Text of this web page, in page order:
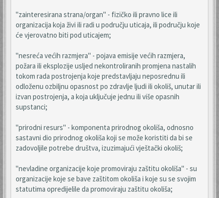
"zainteresirana strana/organ" - fizičko ili pravno lice ili
organizacija koja živi ili radi u području uticaja, ili području koje
će vjerovatno biti pod uticajem;
"nesreća većih razmjera" - pojava emisije većih razmjera,
požara ili eksplozije usljed nekontroliranih promjena nastalih
tokom rada postrojenja koje predstavljaju neposrednu ili
odloženu ozbiljnu opasnost po zdravlje ljudi ili okoliš, unutar ili
izvan postrojenja, a koja uključuje jednu ili više opasnih
supstanci;
"prirodni resurs" - komponenta prirodnog okoliša, odnosno
sastavni dio prirodnog okoliša koji se može koristiti da bi se
zadovoljile potrebe društva, izuzimajući vještački okoliš;
"nevladine organizacije koje promoviraju zaštitu okoliša" - su
organizacije koje se bave zaštitom okoliša i koje su se svojim
statutima opredijelile da promoviraju zaštitu okoliša;